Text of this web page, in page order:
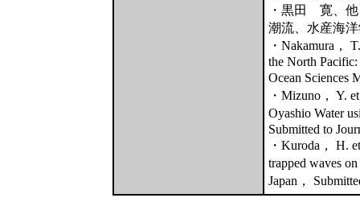
・黒田 寛、他
潮流、水産海
・Nakamura，
the North
Ocean Sciences
・Mizuno， Y.
Oyashio Water
Submitted to
・Kuroda， H.
trapped waves
Japan，